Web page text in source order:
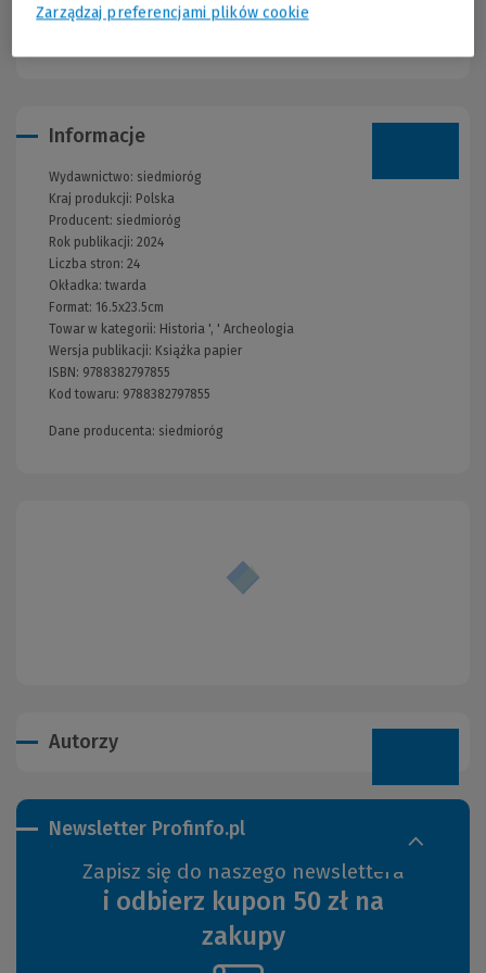
dla każdego ucznia pragnącego poszerzyć horyzonty posiadanej
Informacje
Wydawnictwo: siedmioróg
Kraj produkcji: Polska
Producent: siedmioróg
Rok publikacji: 2024
Liczba stron: 24
Okładka:twarda
Format: 16.5x23.5cm
Towar w kategorii: Historia ', ' Archeologia
Wersja publikacji: Książka papier
ISBN: 9788382797855
Kod towaru: 9788382797855
Dane producenta: siedmioróg
Autorzy
Newsletter Profinfo.pl
Zapisz się do naszego newslettera
i odbierz kupon 50 zł na
zakupy
Zarządzaj preferencjami plików cookie